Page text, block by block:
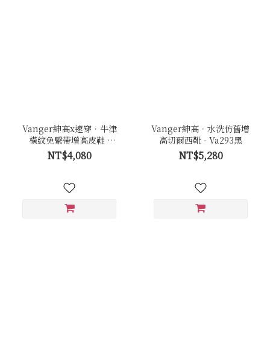
Vanger紳高x速穿．牛津
橫紋免繫帶增高皮鞋 -
Va289褐
NT$4,080
Vanger紳高．水洗仿舊增
高切爾西靴 - Va293黑
NT$5,280